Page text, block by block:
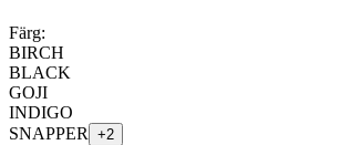
Färg:
BIRCH
BLACK
GOJI
INDIGO
SNAPPER
+2